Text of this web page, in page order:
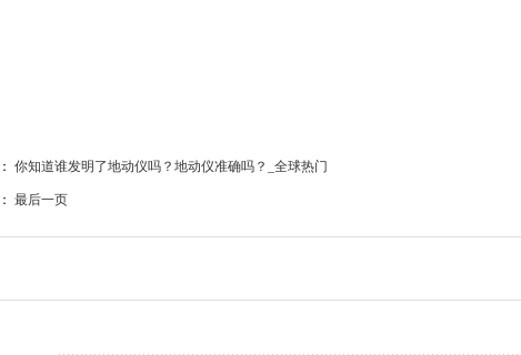
你知道谁发明了地动仪吗？地动仪准确吗？_全球热门
最后一页